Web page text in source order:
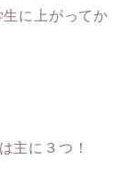
に上がってか
主に３つ！